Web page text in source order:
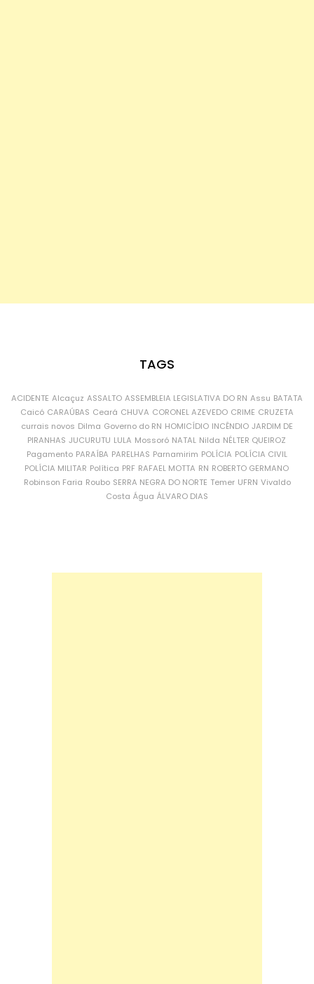
TAGS
ACIDENTE Alcaçuz ASSALTO ASSEMBLEIA LEGISLATIVA DO RN Assu BATATA
Caicó CARAÚBAS Ceará CHUVA CORONEL AZEVEDO CRIME CRUZETA
currais novos Dilma Governo do RN HOMICÍDIO INCÊNDIO JARDIM DE
PIRANHAS JUCURUTU LULA Mossoró NATAL Nilda NÉLTER QUEIROZ
Pagamento PARAÍBA PARELHAS Parnamirim POLÍCIA POLÍCIA CIVIL
POLÍCIA MILITAR Política PRF RAFAEL MOTTA RN ROBERTO GERMANO
Robinson Faria Roubo SERRA NEGRA DO NORTE Temer UFRN Vivaldo
Costa Água ÁLVARO DIAS